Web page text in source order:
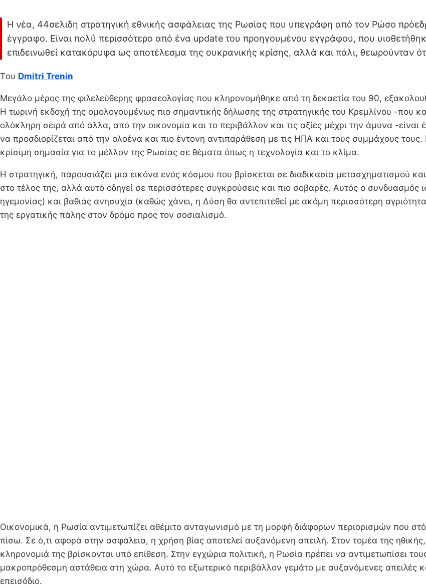
Η νέα, 44σελιδη στρατηγική εθνικής ασφάλειας της Ρωσίας που υπεγράφη από τον Ρώσο
έγγραφο. Είναι πολύ περισσότερο από ένα update του προηγουμένου εγγράφου, που
επιδεινωθεί κατακόρυφα ως αποτέλεσμα της ουκρανικής κρίσης, αλλά και πάλι, θεωρούνταν
Tου Dmitri Trenin
Μεγάλο μέρος της φιλελεύθερης φρασεολογίας που κληρονομήθηκε από τη δεκαετία του 90,
Η τωρινή εκδοχή της ομολογουμένως πιο σημαντικής δήλωσης της στρατηγικής του Κρεμλίνου -που
ολόκληρη σειρά από άλλα, από την οικονομία και το περιβάλλον και τις αξίες μέχρι την άμυνα -
να προσδιορίζεται από την ολοένα και πιο έντονη αντιπαράθεση με τις ΗΠΑ και τους συμμάχους
κρίσιμη σημασία για το μέλλον της Ρωσίας σε θέματα όπως η τεχνολογία και το κλίμα.
Η στρατηγική, παρουσιάζει μια εικόνα ενός κόσμου που βρίσκεται σε διαδικασία μετασχηματισμού
στο τέλος της, αλλά αυτό οδηγεί σε περισσότερες συγκρούσεις και πιο σοβαρές. Αυτός ο συνδυασμός
ηγεμονίας) και βαθιάς ανησυχία (καθώς χάνει, η Δύση θα αντεπιτεθεί με ακόμη περισσότερη
της εργατικής πάλης στον δρόμο προς τον σοσιαλισμό.
Οικονομικά, η Ρωσία αντιμετωπίζει αθέμιτο ανταγωνισμό με τη μορφή διάφορων περιορισμών που
πίσω. Σε ό,τι αφορά στην ασφάλεια, η χρήση βίας αποτελεί αυξανόμενη απειλή. Στον τομέα της
κληρονομιά της βρίσκονται υπό επίθεση. Στην εγχώρια πολιτική, η Ρωσία πρέπει να αντιμετωπίσει
μακροπρόθεσμη αστάθεια στη χώρα. Αυτό το εξωτερικό περιβάλλον γεμάτο με αυξανόμενες απειλές
επεισόδιο.